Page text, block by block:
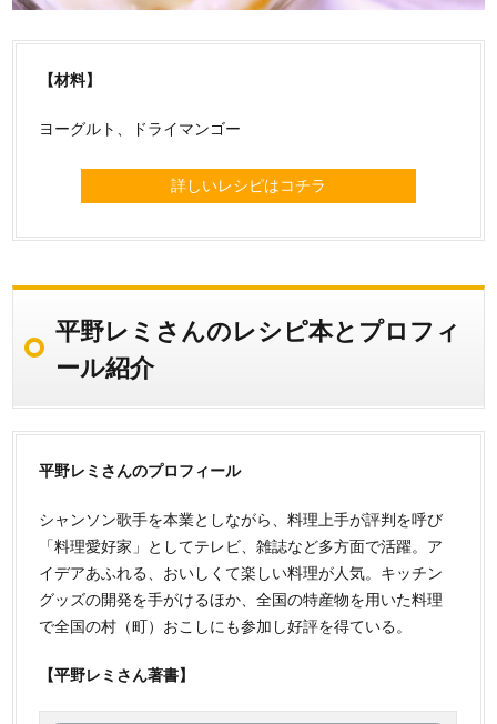
【材料】
ヨーグルト、ドライマンゴー
詳しいレシピはコチラ
平野レミさんのレシピ本とプロフィ
ール紹介
平野レミさんのプロフィール
シャンソン歌手を本業としながら、料理上手が評判を呼び
「料理愛好家」としてテレビ、雑誌など多方面で活躍。ア
イデアあふれる、おいしくて楽しい料理が人気。キッチン
グッズの開発を手がけるほか、全国の特産物を用いた料理
で全国の村（町）おこしにも参加し好評を得ている。
【平野レミさん著書】